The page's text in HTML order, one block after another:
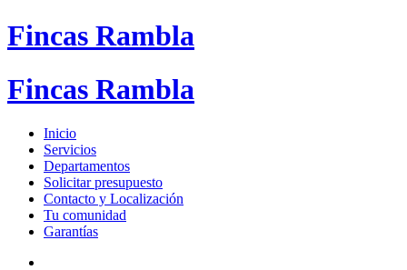
Fincas Rambla
Fincas Rambla
Inicio
Servicios
Departamentos
Solicitar presupuesto
Contacto y Localización
Tu comunidad
Garantías